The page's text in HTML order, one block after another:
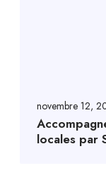
novembre 12,
locales par